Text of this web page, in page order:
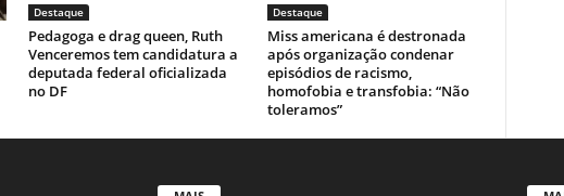
Destaque
Pedagoga e drag queen, Ruth
Venceremos tem candidatura a
deputada federal oficializada
no DF
Destaque
Miss americana é destronada
após organização condenar
episódios de racismo,
homofobia e transfobia: “Não
toleramos”